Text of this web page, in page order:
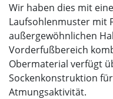
Wir haben dies mit
Laufsohlenmuster mit
außergewöhnlichen
Vorderfußbereich
Obermaterial verfügt
Sockenkonstruktion
Atmungsaktivität.